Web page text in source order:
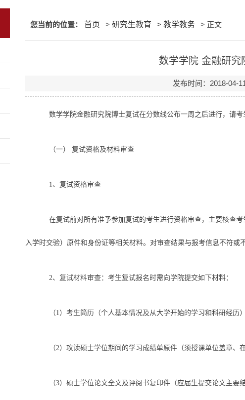
您当前的位置： 首页 > 研究生教育 > 教学教务 > 正文
数学学院 金融研究
发布时间：2018-
数学学院金融研究院博士复试在分数线公布一周之后进行，请
（一） 复试资格及材料审查
1、复试资格审查
在复试前对所有准予参加复试的考生进行资格审查，主要核查
入学时交验）原件和身份证等相关材料。对审查结果与报考信息不符或
2、复试材料审查：考生复试报名时需向学院提交如下材料：
（1）考生简历（个人基本情况及从大学开始的学习和科研经历）
（2）攻读硕士学位期间的学习成绩单原件（须授课单位盖章
（3）硕士学位论文全文及评阅书复印件（应届生提交论文主要